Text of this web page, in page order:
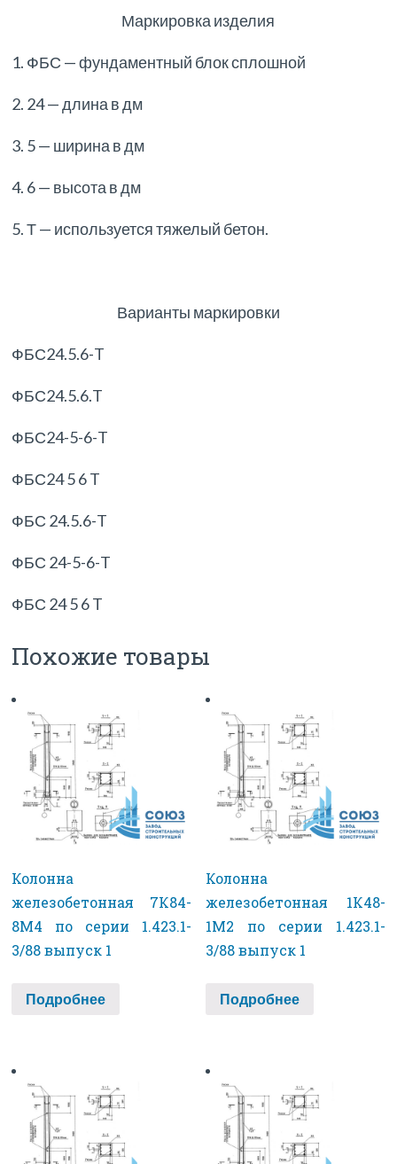
Маркировка изделия
1. ФБС — фундаментный блок сплошной
2. 24 — длина в дм
3. 5 — ширина в дм
4. 6 — высота в дм
5. Т — используется тяжелый бетон.
Варианты маркировки
ФБС24.5.6-T
ФБС24.5.6.T
ФБС24-5-6-T
ФБС24 5 6 T
ФБС 24.5.6-T
ФБС 24-5-6-T
ФБС 24 5 6 T
Похожие товары
Колонна
железобетонная 7К84-
8М4 по серии 1.423.1-
3/88 выпуск 1
Подробнее
Колонна
железобетонная 1К48-
1М2 по серии 1.423.1-
3/88 выпуск 1
Подробнее